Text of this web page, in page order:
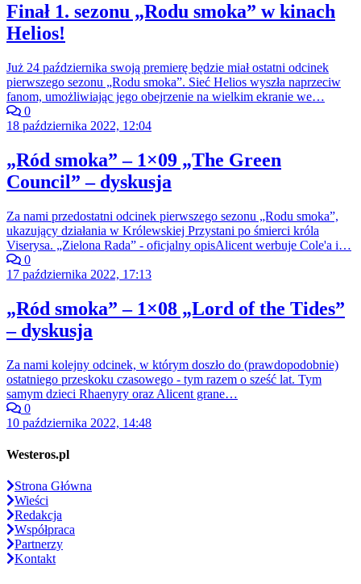
Finał 1. sezonu „Rodu smoka” w kinach
Helios!
Już 24 października swoją premierę będzie miał ostatni odcinek
pierwszego sezonu „Rodu smoka”. Sieć Helios wyszła naprzeciw
fanom, umożliwiając jego obejrzenie na wielkim ekranie we…
0
18 października 2022, 12:04
„Ród smoka” – 1×09 „The Green
Council” – dyskusja
Za nami przedostatni odcinek pierwszego sezonu „Rodu smoka”,
ukazujący działania w Królewskiej Przystani po śmierci króla
Viserysa. „Zielona Rada” - oficjalny opisAlicent werbuje Cole'a i…
0
17 października 2022, 17:13
„Ród smoka” – 1×08 „Lord of the Tides”
– dyskusja
Za nami kolejny odcinek, w którym doszło do (prawdopodobnie)
ostatniego przeskoku czasowego - tym razem o sześć lat. Tym
samym dzieci Rhaenyry oraz Alicent grane…
0
10 października 2022, 14:48
Westeros.pl
Strona Główna
Wieści
Redakcja
Współpraca
Partnerzy
Kontakt